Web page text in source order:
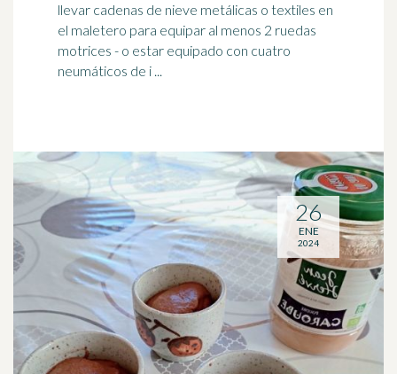
llevar cadenas de nieve metálicas o textiles en
el maletero para equipar al menos 2 ruedas
motrices - o estar equipado con cuatro
neumáticos de i ...
26
ENE
2024